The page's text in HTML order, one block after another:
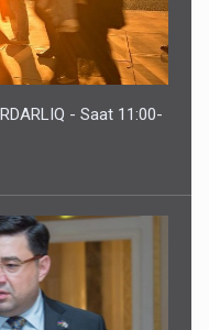
- Saat 11:00-